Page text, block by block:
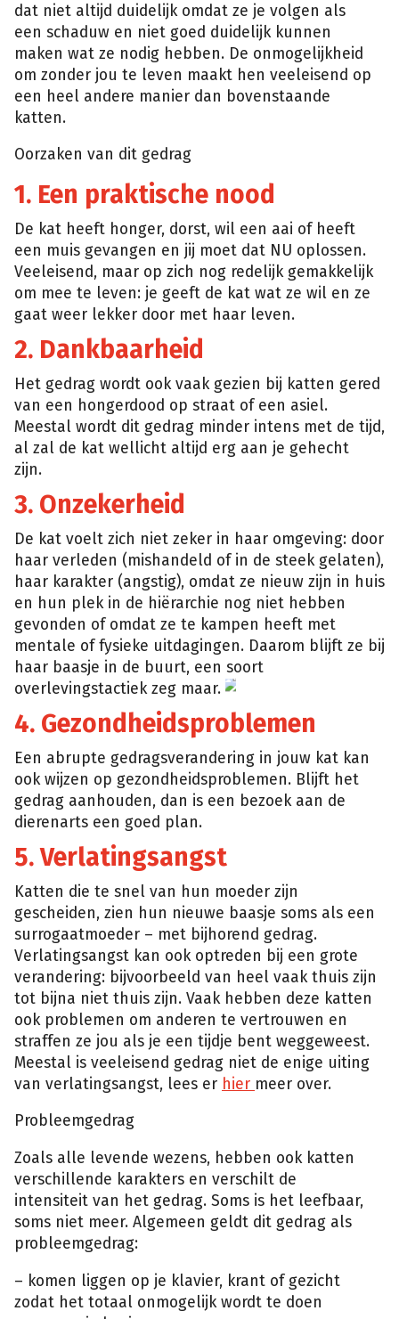
dat niet altijd duidelijk omdat ze je volgen als
een schaduw en niet goed duidelijk kunnen
maken wat ze nodig hebben. De onmogelijkheid
om zonder jou te leven maakt hen veeleisend op
een heel andere manier dan bovenstaande
katten.
Oorzaken van dit gedrag
1. Een praktische nood
De kat heeft honger, dorst, wil een aai of heeft
een muis gevangen en jij moet dat NU oplossen.
Veeleisend, maar op zich nog redelijk gemakkelijk
om mee te leven: je geeft de kat wat ze wil en ze
gaat weer lekker door met haar leven.
2. Dankbaarheid
Het gedrag wordt ook vaak gezien bij katten gered
van een hongerdood op straat of een asiel.
Meestal wordt dit gedrag minder intens met de tijd,
al zal de kat wellicht altijd erg aan je gehecht
zijn.
3. Onzekerheid
De kat voelt zich niet zeker in haar omgeving: door
haar verleden (mishandeld of in de steek gelaten),
haar karakter (angstig), omdat ze nieuw zijn in huis
en hun plek in de hiërarchie nog niet hebben
gevonden of omdat ze te kampen heeft met
mentale of fysieke uitdagingen. Daarom blijft ze bij
haar baasje in de buurt, een soort
overlevingstactiek zeg maar.
Shutterstock
4. Gezondheidsproblemen
Een abrupte gedragsverandering in jouw kat kan
ook wijzen op gezondheidsproblemen. Blijft het
gedrag aanhouden, dan is een bezoek aan de
dierenarts een goed plan.
5. Verlatingsangst
Katten die te snel van hun moeder zijn
gescheiden, zien hun nieuwe baasje soms als een
surrogaatmoeder – met bijhorend gedrag.
Verlatingsangst kan ook optreden bij een grote
verandering: bijvoorbeeld van heel vaak thuis zijn
tot bijna niet thuis zijn. Vaak hebben deze katten
ook problemen om anderen te vertrouwen en
straffen ze jou als je een tijdje bent weggeweest.
Meestal is veeleisend gedrag niet de enige uiting
van verlatingsangst, lees er hier meer over.
Probleemgedrag
Zoals alle levende wezens, hebben ook katten
verschillende karakters en verschilt de
intensiteit van het gedrag. Soms is het leefbaar,
soms niet meer. Algemeen geldt dit gedrag als
probleemgedrag:
– komen liggen op je klavier, krant of gezicht
zodat het totaal onmogelijk wordt te doen